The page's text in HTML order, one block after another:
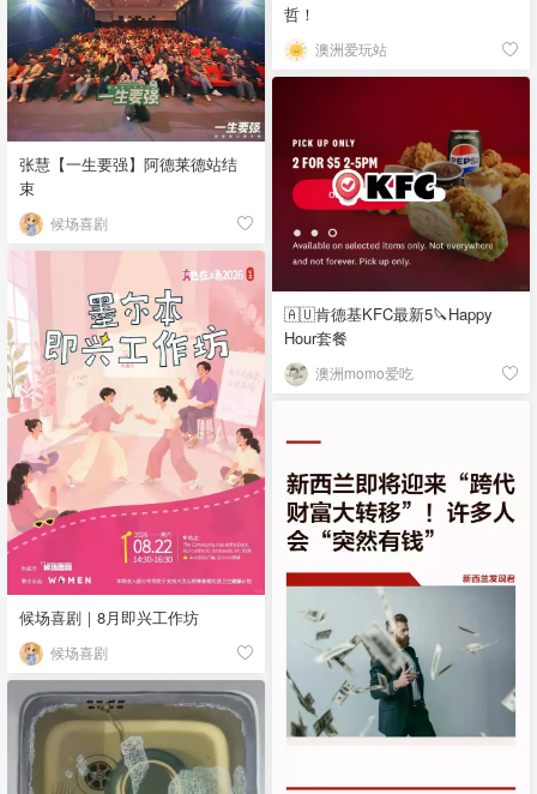
哲！
澳洲爱玩站
张慧【一生要强】阿德莱德站结
束
候场喜剧
🇦🇺肯德基KFC最新5🔪Happy
Hour套餐
澳洲momo爱吃
候场喜剧｜8月即兴工作坊
候场喜剧